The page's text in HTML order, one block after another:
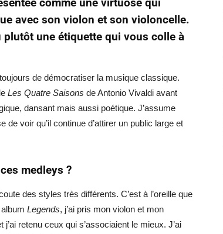
avec son violon et son violoncelle.
une étiquette qui vous colle à
de démocratiser la musique classique.
Les Quatre Saisons deAntonio Vivaldi avant
dansant mais aussi poétique. J’assume
voir qu’il continue d’attirer un public large et
medleys ?
des styles très différents. C’est à l’oreille que
Legends, j’ai pris mon violon et mon
retenu ceux qui s’associaient le mieux. J’ai